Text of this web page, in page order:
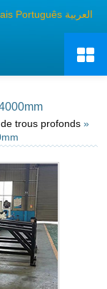
Português العربية
trous profonds »